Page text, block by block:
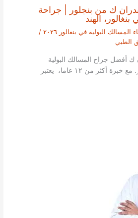
ك من بنجلور | جراحة
الهند
البولية في بنغالور ٢٠٢٦
/
الطبي
ك أفضل جراح المسالك البولية
والبروستات في بنغالور. مع خبرة أكثر من ١٢ عاما، يعتبر